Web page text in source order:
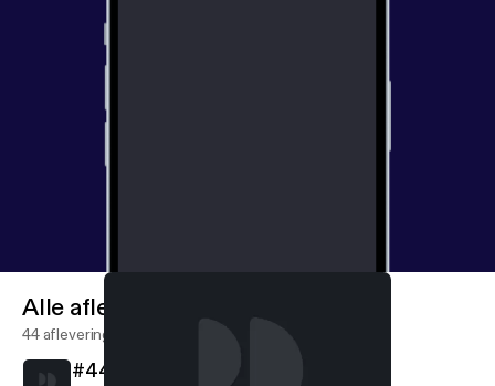
Alle afleveringen
44 afleveringen
#44: Turbojets and turbofans